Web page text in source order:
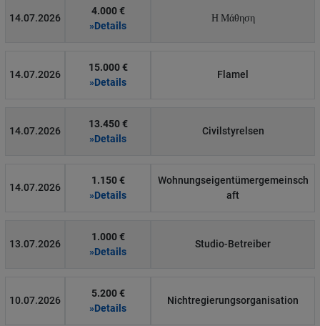
14.07.2026
4.000 €
»Details
Η Μάθηση
14.07.2026
15.000 €
»Details
Flamel
14.07.2026
13.450 €
»Details
Civilstyrelsen
14.07.2026
1.150 €
»Details
Wohnungseigentümergemeinsch
aft
13.07.2026
1.000 €
»Details
Studio-Betreiber
10.07.2026
5.200 €
»Details
Nichtregierungsorganisation